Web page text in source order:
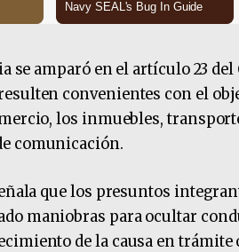
se amparó en el artículo 23
convenientes con el
los inmuebles,
comunicación.
que los presuntos
maniobras para ocultar
de la causa en trámite